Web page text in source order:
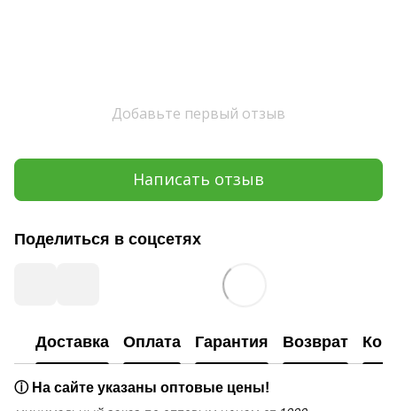
Добавьте первый отзыв
Написать отзыв
Поделиться в соцсетях
Доставка Оплата Гарантия Возврат
ⓘ На сайте указаны оптовые цены!